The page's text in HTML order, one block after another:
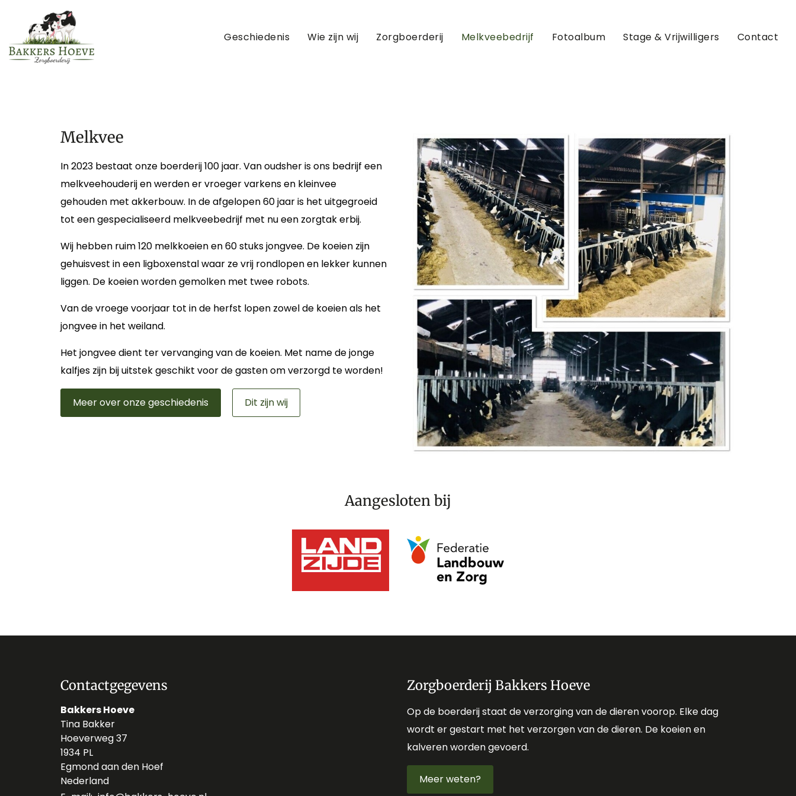
Geschiedenis Wie zijn wij Zorgboerderij Melkveebedrijf Fotoalbum Stage & Vrijwilligers Contact
Melkvee
In 2023 bestaat onze boerderij 100 jaar. Van oudsher is ons bedrijf een
melkveehouderij en werden er vroeger varkens en kleinvee
gehouden met akkerbouw. In de afgelopen 60 jaar is het uitgegroeid
tot een gespecialiseerd melkveebedrijf met nu een zorgtak erbij.
Wij hebben ruim 120 melkkoeien en 60 stuks jongvee. De koeien zijn
gehuisvest in een ligboxenstal waar ze vrij rondlopen en lekker kunnen
liggen. De koeien worden gemolken met twee robots.
Van de vroege voorjaar tot in de herfst lopen zowel de koeien als het
jongvee in het weiland.
Het jongvee dient ter vervanging van de koeien. Met name de jonge
kalfjes zijn bij uitstek geschikt voor de gasten om verzorgd te worden!
Meer over onze geschiedenis Dit zijn wij
Aangesloten bij
Contactgegevens
Bakkers Hoeve
Tina Bakker
Hoeverweg 37
1934 PL
Egmond aan den Hoef
Nederland
Zorgboerderij Bakkers Hoeve
Op de boerderij staat de verzorging van de dieren voorop. Elke dag
wordt er gestart met het verzorgen van de dieren. De koeien en
kalveren worden gevoerd.
Meer weten?